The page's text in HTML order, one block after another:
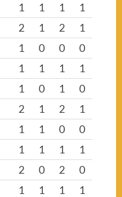
1 1 1
1
2 1 2
1
1 0 0
0
1 1 1
1
1 0 1
0
2 1 2
1
1 1 0
0
1 1 1
1
2 0 2
0
1 1 1
1